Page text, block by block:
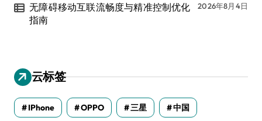
无障碍移动互联流畅度与精准控制优化
指南
2026年8月4日
云标签
IPhone OPPO 三星 中国